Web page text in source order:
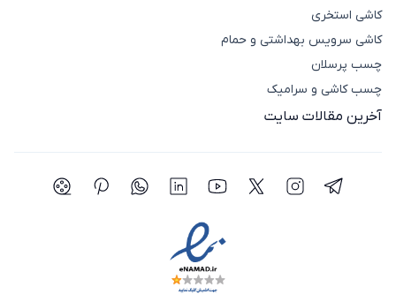
کاشی استخری
کاشی سرویس بهداشتی و حمام
چسب پرسلان
چسب کاشی و سرامیک
آخرین مقالات سایت
شبکه اجتماعی تلگرام
شبکه اجتماعی اینستاگرام
شبکه اجتماعی توییتر(ایکس)
شبکه اجتماعی یوتیوب
شبکه اجتماعی لینکدین
شبکه اجتماعی واتساپ
شبکه اجتماعی
شبکه